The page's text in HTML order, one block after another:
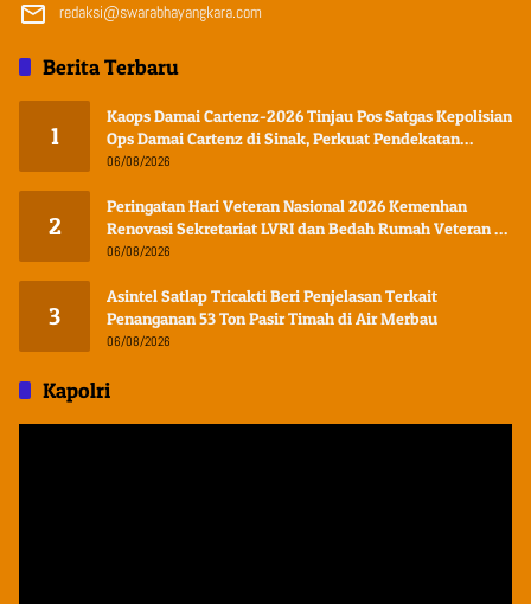
redaksi@swarabhayangkara.com
Berita Terbaru
1
Kaops Damai Cartenz-2026 Tinjau Pos Satgas Kepolisian
Ops Damai Cartenz di Sinak, Perkuat Pendekatan
Humanis Bersama Masyarakat
06/08/2026
2
Peringatan Hari Veteran Nasional 2026 Kemenhan
Renovasi Sekretariat LVRI dan Bedah Rumah Veteran di
19 Provinsi
06/08/2026
3
Asintel Satlap Tricakti Beri Penjelasan Terkait
Penanganan 53 Ton Pasir Timah di Air Merbau
06/08/2026
Kapolri